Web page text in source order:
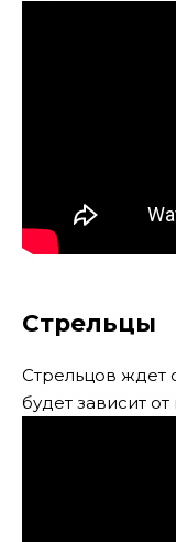
Стрельцы
Стрельцов ждет
будет зависит от